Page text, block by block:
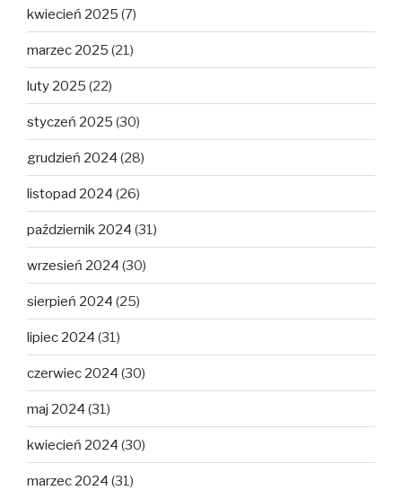
kwiecień 2025 (7)
marzec 2025 (21)
luty 2025 (22)
styczeń 2025 (30)
grudzień 2024 (28)
listopad 2024 (26)
październik 2024 (31)
wrzesień 2024 (30)
sierpień 2024 (25)
lipiec 2024 (31)
czerwiec 2024 (30)
maj 2024 (31)
kwiecień 2024 (30)
marzec 2024 (31)